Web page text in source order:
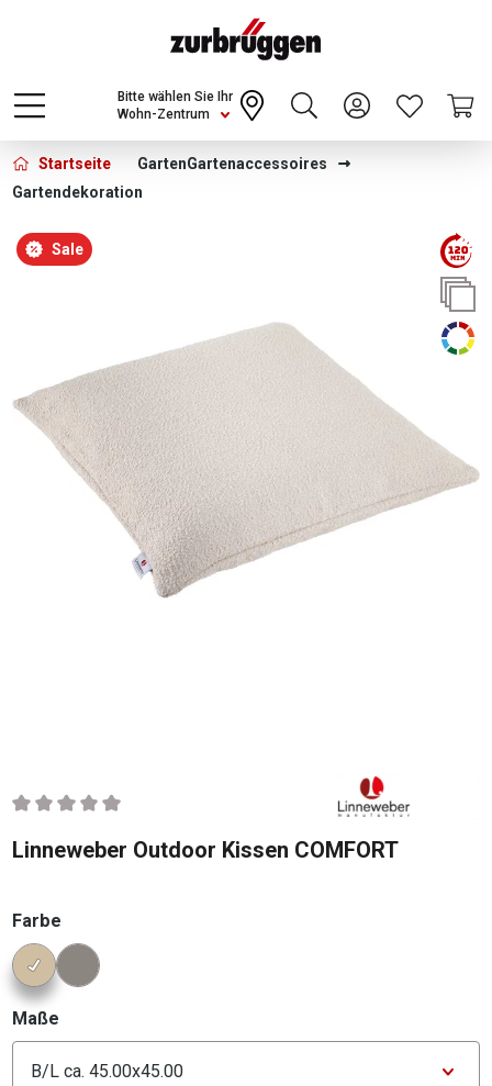
Choose a different country or region to see
content for your location and shop online
CONTINUE
Wohn-Zentrum
Bitte wählen Sie Ihr
Startseite GartenGartenaccessoires
Gartendekoration
Bildergalerie überspringen
Sale
Durchschnittliche Bewertung von 0 von 5 Sternen
Linneweber Outdoor Kissen COMFORT
Farbe
Konfigurator Farbe
Maße